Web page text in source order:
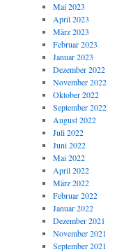
Mai 2023
April 2023
März 2023
Februar 2023
Januar 2023
Dezember 2022
November 2022
Oktober 2022
September 2022
August 2022
Juli 2022
Juni 2022
Mai 2022
April 2022
März 2022
Februar 2022
Januar 2022
Dezember 2021
November 2021
September 2021